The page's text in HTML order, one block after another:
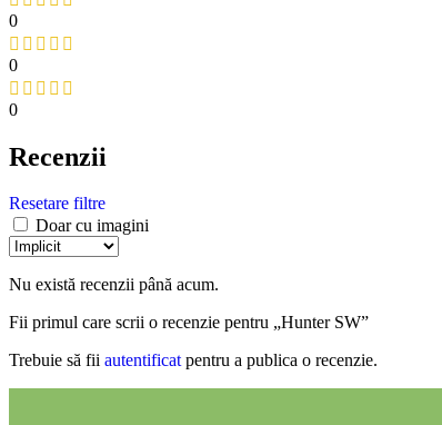
0
0
0
Recenzii
Resetare filtre
Doar cu imagini
Nu există recenzii până acum.
Fii primul care scrii o recenzie pentru „Hunter SW”
Trebuie să fii autentificatpentru a publica o recenzie.